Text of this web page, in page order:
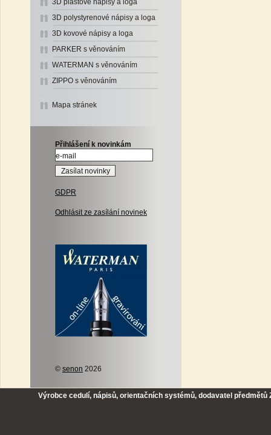
3D plastové nápisy a loga
3D polystyrenové nápisy a loga
3D kovové nápisy a loga
PARKER s věnováním
WATERMAN s věnováním
ZIPPO s věnováním
Mapa stránek
Přihlášení k novinkám
GDPR
Odhlásit ze zasílání novinek
© senon 2026
Výrobce cedulí, nápisů, orientačních systémů, dodavatel předmětů